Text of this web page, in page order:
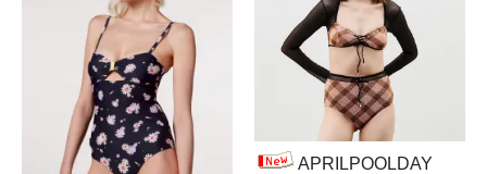
APRILPOOLDAY